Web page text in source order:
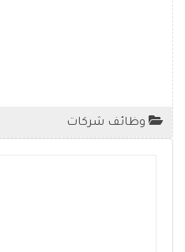
وظائف شركات